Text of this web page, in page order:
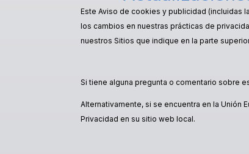
Este Aviso de cookies y publicidad (incluidas
los cambios en nuestras prácticas de
nuestros Sitios que indique en la parte
Si tiene alguna pregunta o comentario sobre
Alternativamente, si se encuentra en la Unión
Privacidad en su sitio web local.